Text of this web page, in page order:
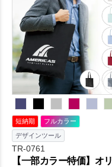
短納期
フルカラー
デザインツール
TR-0761
【一部カラー特価】オ